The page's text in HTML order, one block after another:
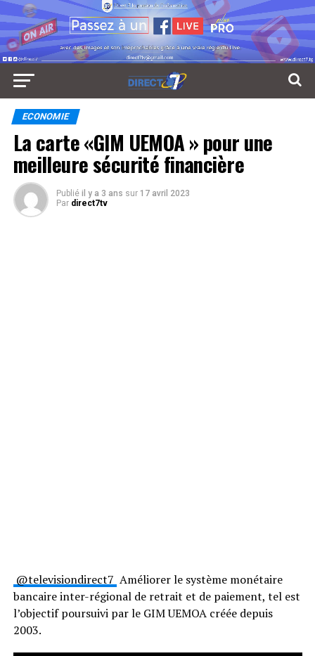
ECONOMIE
La carte «GIM UEMOA » pour une
meilleure sécurité financière
Publié il y a 3 ans sur 17 avril 2023
Par direct7tv
@televisiondirect7 Améliorer le système monétaire
bancaire inter-régional de retrait et de paiement, tel est
l’objectif poursuivi par le GIM UEMOA créée depuis
2003.